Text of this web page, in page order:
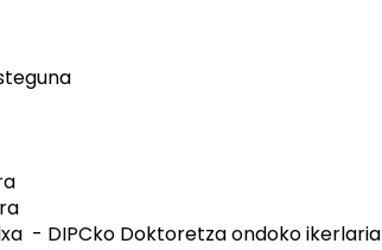
- DIPCko Doktoretza ondoko ikerlaria